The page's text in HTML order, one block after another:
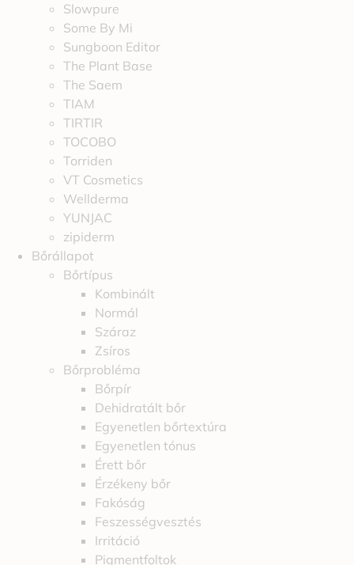
Slowpure
Some By Mi
Sungboon Editor
The Plant Base
The Saem
TIAM
TIRTIR
TOCOBO
Torriden
VT Cosmetics
Wellderma
YUNJAC
zipiderm
Bőrállapot
Bőrtípus
Kombinált
Normál
Száraz
Zsíros
Bőrprobléma
Bőrpír
Dehidratált bőr
Egyenetlen bőrtextúra
Egyenetlen tónus
Érett bőr
Érzékeny bőr
Fakóság
Feszességvesztés
Irritáció
Pigmentfoltok